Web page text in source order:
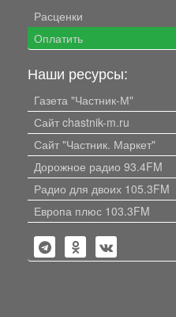
Расценки
Оплатить
Наши ресурсы:
Газета "Частник-М"
Сайт chastnik-m.ru
Сайт "Частник. Маркет"
Дорожное радио 93.4FM
Радио для двоих 105.3FM
Европа плюс 103.3FM